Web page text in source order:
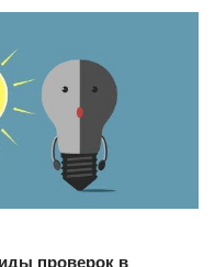
проверок в